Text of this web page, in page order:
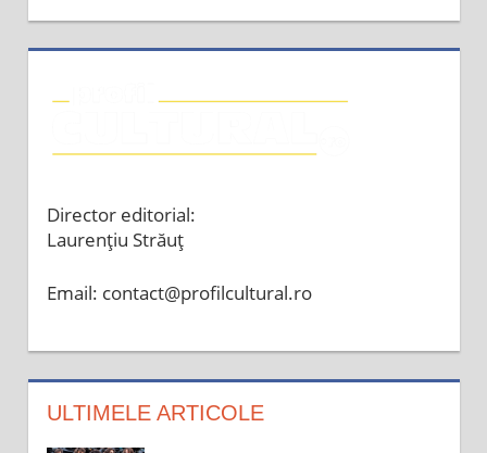
Director editorial:
Laurențiu Străuț
Email: contact@profilcultural.ro
ULTIMELE ARTICOLE